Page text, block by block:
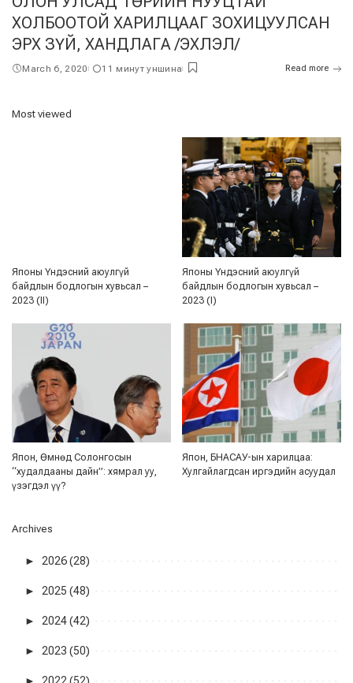
ХОЛБООТОЙ ХАРИЛЦААГ ЗОХИЦУУЛСАН
ЭРХ ЗҮЙ, ХАНДЛАГА /ЭХЛЭЛ/
March 6, 2020 11 минут уншина Read more
Most viewed
Японы Үндэсний аюулгүй
байдлын бодлогын хувьсал –
2023 (II)
Японы Үндэсний аюулгүй
байдлын бодлогын хувьсал –
2023 (I)
Япон, Өмнөд Солонгосын
“худалдааны дайн”: хямрал уу,
үзэгдэл үү?
Япон, БНАСАУ-ын харилцаа:
Хулгайлагдсан иргэдийн асуудал
Archives
► 2026 (28)
► 2025 (48)
► 2024 (42)
► 2023 (50)